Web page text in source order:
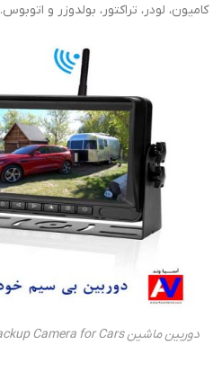
کامیون، لودر، تراکتور، بولدوزر و اتوبوس.
دوربین ماشین Wireless Backup Camera for Cars